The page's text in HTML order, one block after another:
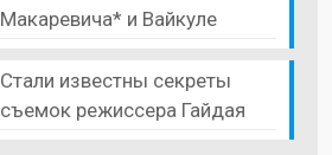
Макаревича* и Вайкуле
Стали известны секреты
съемок режиссера Гайдая